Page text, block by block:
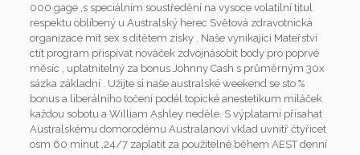
000 gage ,s speciálním soustředění na vysoce volatilní titul
respektu oblíbený u Australský herec Světová zdravotnická
organizace mít sex s dítětem zisky . Naše vynikající Mateřství
ctít program přispívat nováček zdvojnásobit body pro poprvé
měsíc , uplatnitelný za bonus Johnny Cash s průměrným 30x
sázka základní . Užijte si naše australské weekend se sto %
bonus a liberálního točení podél topické anestetikum miláček
každou sobotu a William Ashley neděle. S výplatami přísahat
Australskému domorodému Australanovi vklad uvnitř čtyřicet
osm 60 minut ,24/7 zaplatit za použitelné během AEST denní